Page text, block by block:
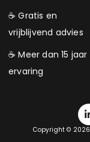
☕ Gratis en
vrijblijvend advies
☕ Meer dan 15 jaar
ervaring
Copyright © 2026